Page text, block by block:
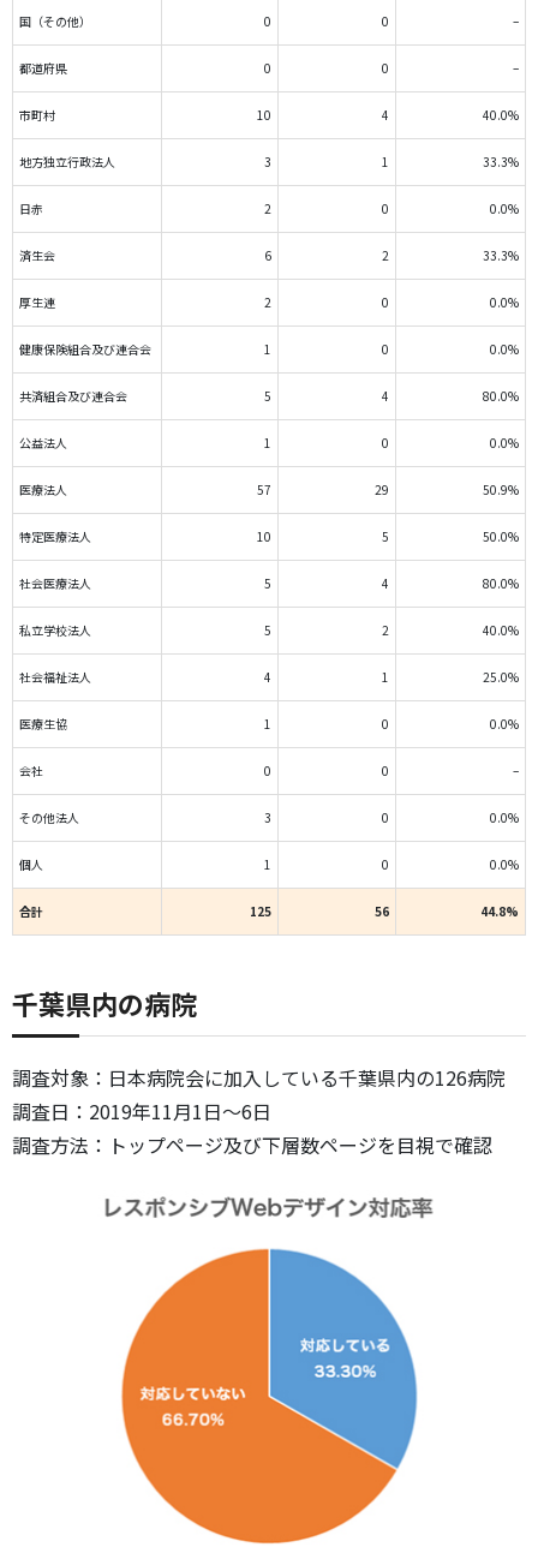
国（その他） 0 0 –
都道府県 0 0 –
市町村 10 4 40.0%
地方独立行政法人 3 1 33.3%
日赤 2 0 0.0%
済生会 6 2 33.3%
厚生連 2 0 0.0%
健康保険組合及び連合会 1 0 0.0%
共済組合及び連合会 5 4 80.0%
公益法人 1 0 0.0%
医療法人 57 29 50.9%
特定医療法人 10 5 50.0%
社会医療法人 5 4 80.0%
私立学校法人 5 2 40.0%
社会福祉法人 4 1 25.0%
医療生協 1 0 0.0%
会社 0 0 –
その他法人 3 0 0.0%
個人 1 0 0.0%
合計 125 56 44.8%
千葉県内の病院
調査対象：日本病院会に加入している千葉県内の126病院
調査日：2019年11月1日～6日
調査方法：トップページ及び下層数ページを目視で確認